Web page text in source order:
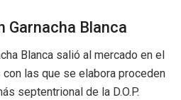
Garnacha Blanca
Blanca salió al mercado en el
las que se elabora proceden
septentrional de la D.O.P.